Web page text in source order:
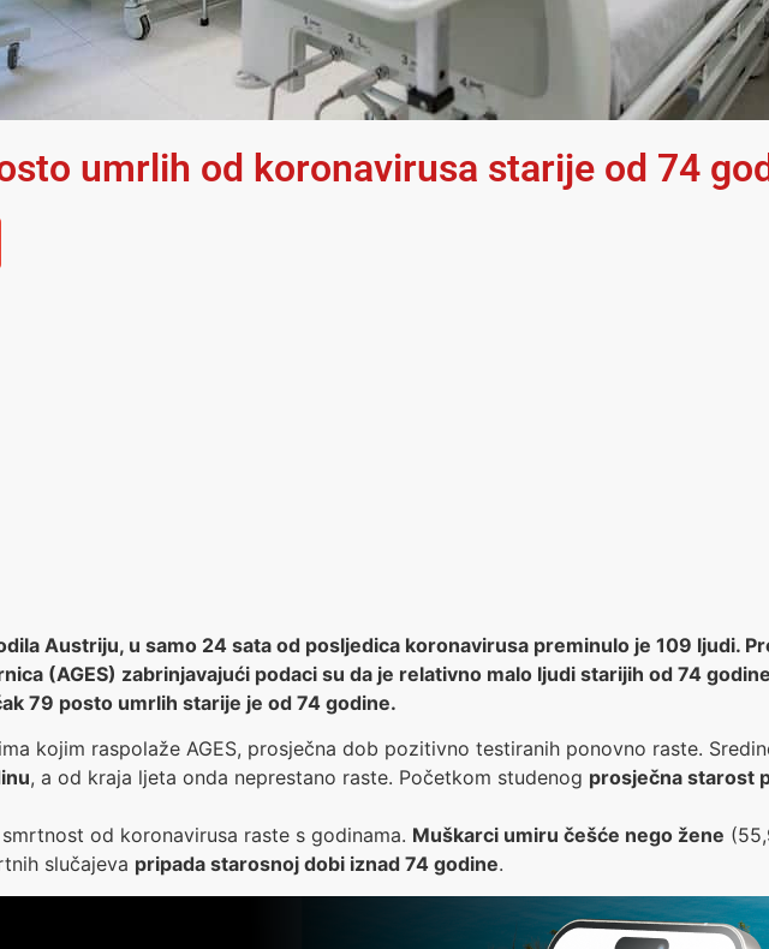
umrlih od koronavirusa starije od 74
Austriju, u samo 24 sata od posljedica koronavirusa preminulo je 109 ljudi.
(AGES) zabrinjavajući podaci su da je relativno malo ljudi starijih od 74
79 posto umrlih starije je od 74 godine.
kojim raspolaže AGES, prosječna dob pozitivno testiranih ponovno raste.
, a od kraja ljeta onda neprestano raste. Početkom studenog prosječna starost
od koronavirusa raste s godinama. Muškarci umiru češće nego žene
slučajeva pripada starosnoj dobi iznad 74 godine.